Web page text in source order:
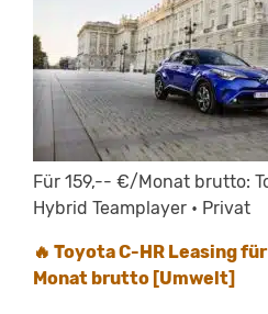
Für 159,-- €/Monat brutto:
Hybrid Teamplayer • Privat
🔥 Toyota C-HR Leasing
Monat brutto [Umwelt]